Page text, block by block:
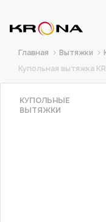
Главная Вытяжки
Купольная вытяжка
КУПОЛЬНЫЕ
ВЫТЯЖКИ